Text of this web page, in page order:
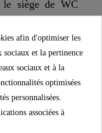
siège de WC
courantes
de détails sur
matériel de
langues
garantit un
WC.
afin d'optimiser les
sociaux et la pertinence
sociaux et à la
optimisées
personnalisées.
associées à